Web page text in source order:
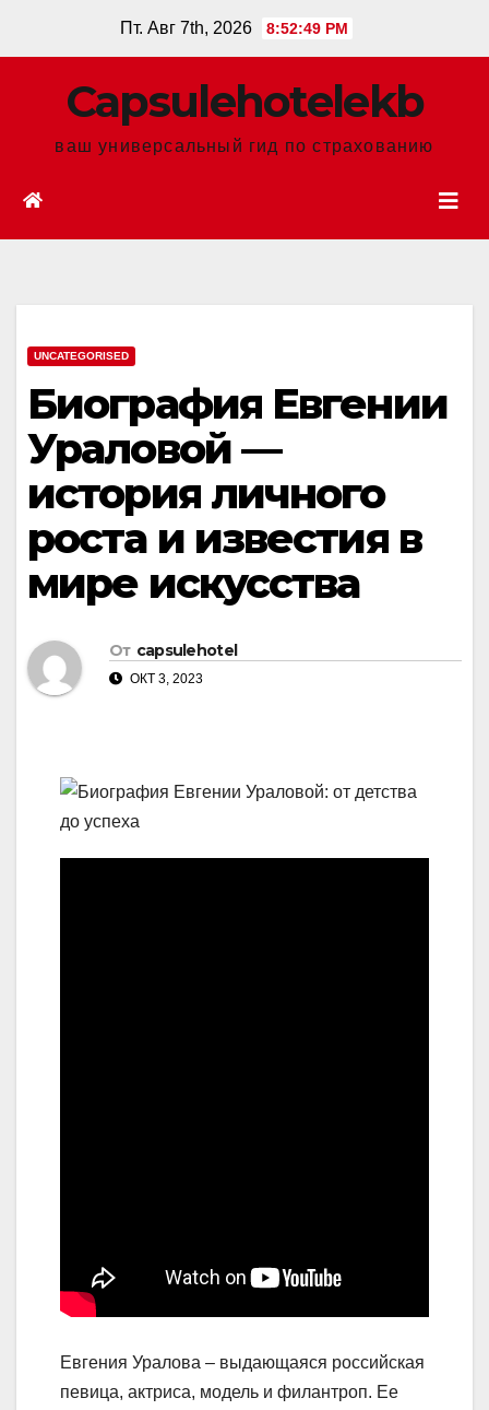
Пт. Авг 7th, 2026 8:52:50 PM
Сapsulehotelekb
ваш универсальный гид по страхованию
UNCATEGORISED
Биография Евгении
Ураловой —
история личного
роста и известия в
мире искусства
От capsulehotel
ОКТ 3, 2023
Евгения Уралова – выдающаяся российская
певица, актриса, модель и филантроп. Ее